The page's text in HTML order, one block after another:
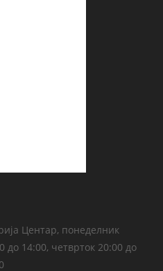
Центар, понеделник
до 14:00, четврток 20:00 до